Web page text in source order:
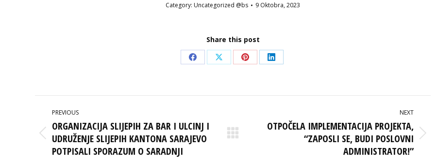
Category: Uncategorized @bs 9 Oktobra, 2023
Share this post
Share
Facebook
Share
X
Share
Pinterest
Share
LinkedIn
POST
NAVIGATION
PREVIOUS
Previous
post:
ORGANIZACIJA SLIJEPIH ZA BAR I ULCINJ I
UDRUŽENJE SLIJEPIH KANTONA SARAJEVO
POTPISALI SPORAZUM O SARADNJI
NEXT
OTPOČELA IMPLEMENTACIJA PROJEKTA,
“ZAPOSLI SE, BUDI POSLOVNI
ADMINISTRATOR!”